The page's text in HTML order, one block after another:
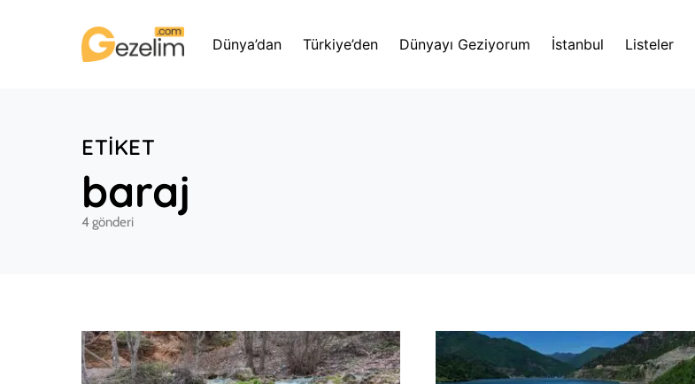
Dünya’dan Türkiye’den Dünyayı Geziyorum İstanbul Listeler
ETIKET
baraj
4 gönderi